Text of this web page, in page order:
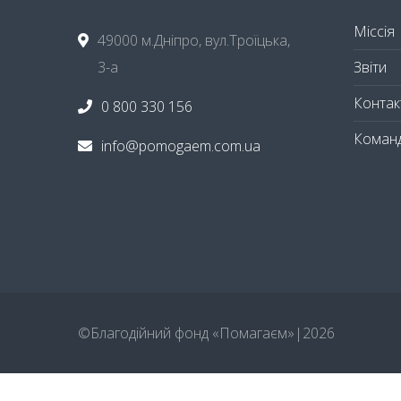
49000 м.Дніпро, вул.Троїцька,
3-а
0 800 330 156
info@pomogaem.com.ua
Міссія
Звіти
©ㅤБлагодійний фонд «Помагаєм»ㅤ|ㅤ 2026